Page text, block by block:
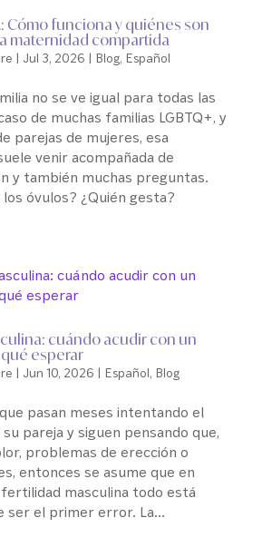
Cómo funciona y quiénes son
maternidad compartida
| Jul 3, 2026 | Blog, Español
no se ve igual para todas las
de muchas familias LGBTQ+, y
parejas de mujeres, esa
venir acompañada de
y también muchas preguntas.
óvulos? ¿Quién gesta?
cuándo acudir con un
esperar
| Jun 10, 2026 | Español, Blog
pasan meses intentando el
pareja y siguen pensando que,
problemas de erección o
entonces se asume que en
masculina todo está
ser el primer error. La...